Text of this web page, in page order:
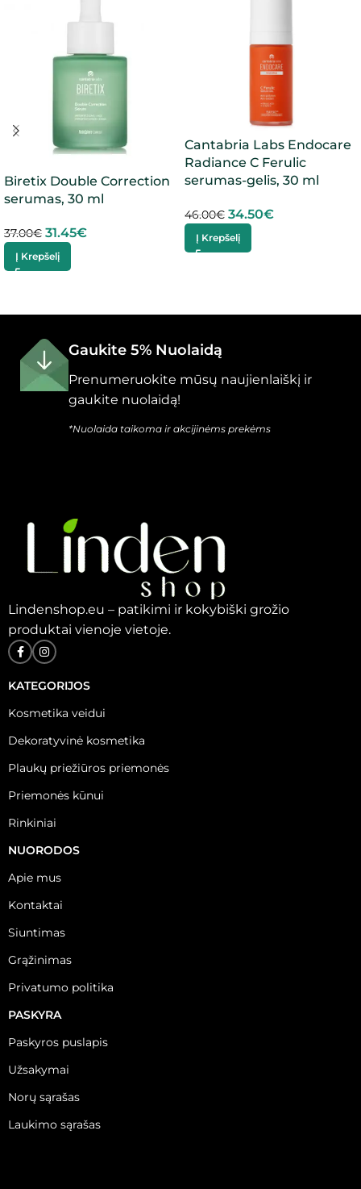
Biretix Double Correction
serumas, 30 ml
37.00€ 31.45€
Į Krepšelį
Cantabria Labs Endocare
Radiance C Ferulic
serumas-gelis, 30 ml
46.00€ 34.50€
Į Krepšelį
Gaukite 5% Nuolaidą
Prenumeruokite mūsų naujienlaiškį ir
gaukite nuolaidą!
*Nuolaida taikoma ir akcijinėms prekėms
Lindenshop.eu – patikimi ir kokybiški grožio
produktai vienoje vietoje.
KATEGORIJOS
Kosmetika veidui
Dekoratyvinė kosmetika
Plaukų priežiūros priemonės
Priemonės kūnui
Rinkiniai
NUORODOS
Apie mus
Kontaktai
Siuntimas
Grąžinimas
Privatumo politika
PASKYRA
Paskyros puslapis
Užsakymai
Norų sąrašas
Laukimo sąrašas